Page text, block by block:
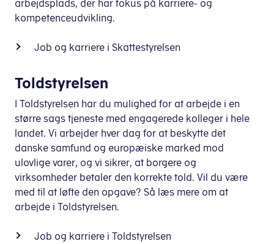
arbejdsplads, der har fokus på karriere- og
kompetenceudvikling.
Job og karriere i Skattestyrelsen
Toldstyrelsen
I Toldstyrelsen har du mulighed for at arbejde i en
større sags tjeneste med engagerede kolleger i hele
landet. Vi arbejder hver dag for at beskytte det
danske samfund og europæiske marked mod
ulovlige varer, og vi sikrer, at borgere og
virksomheder betaler den korrekte told. Vil du være
med til at løfte den opgave? Så læs mere om at
arbejde i Toldstyrelsen.
Job og karriere i Toldstyrelsen